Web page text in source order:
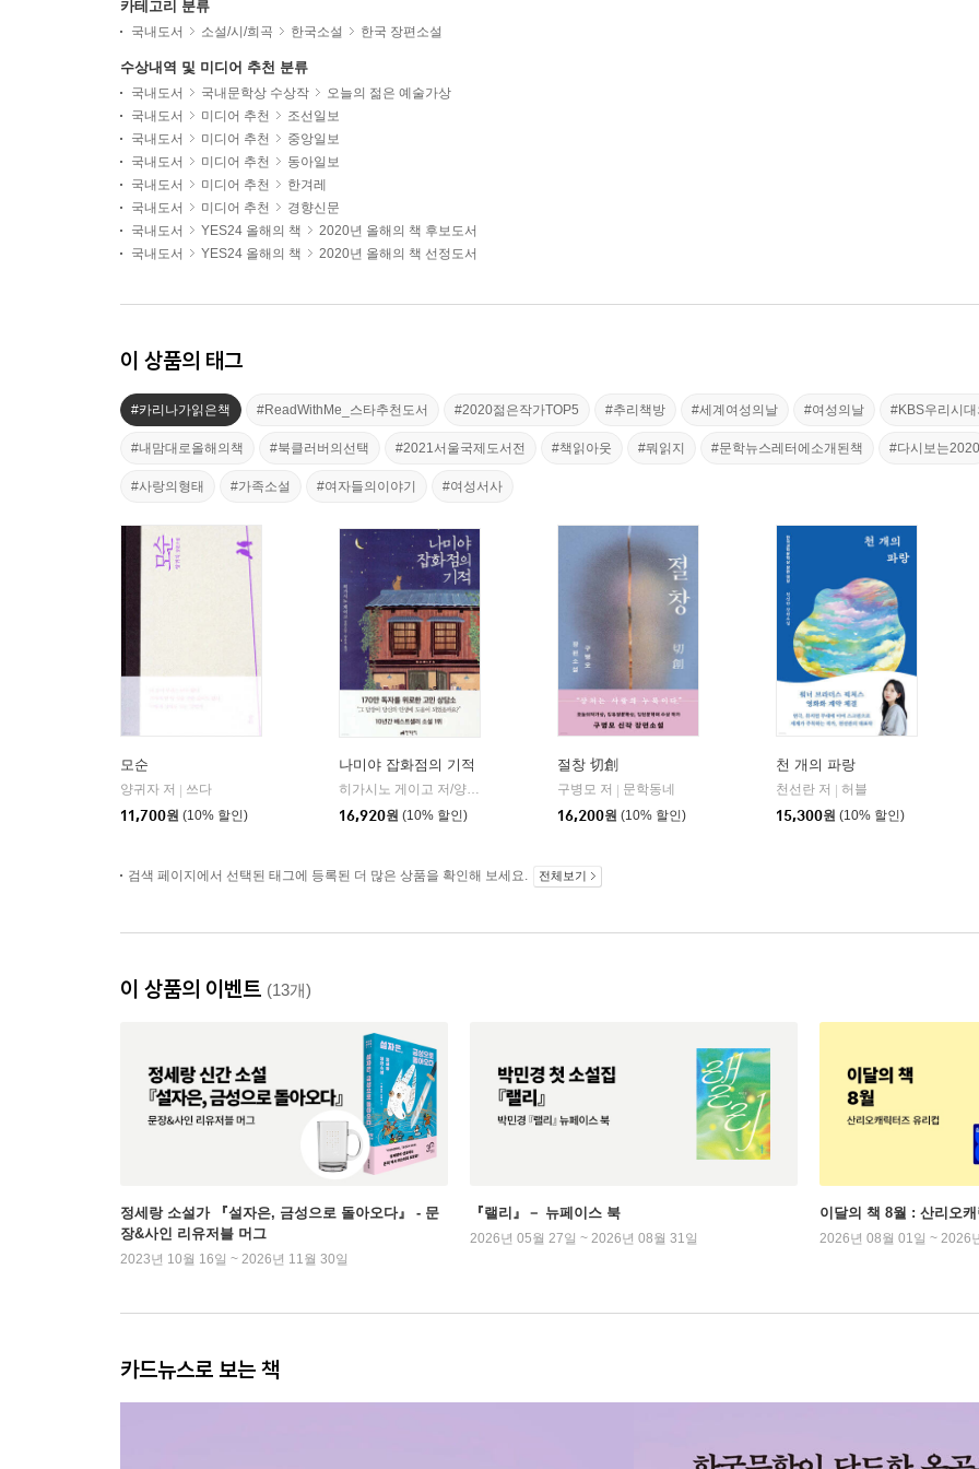
카테고리 분류
국내도서 소설/시/희곡 한국소설 한국 장편소설
수상내역 및 미디어 추천 분류
국내도서 국내문학상 수상작
오늘의 젊은 예술가상
국내도서
미디어 추천
조선일보
국내도서
미디어 추천
중앙일보
국내도서
미디어 추천
동아일보
국내도서
미디어 추천
한겨레
국내도서
미디어 추천
경향신문
국내도서
YES24 올해의 책
2020년 올해의 책 후보도서
국내도서
YES24 올해의 책 2020년 올해의 책 선정도서
이 상품의 태그
#카리나가읽은책 #ReadWithMe_스타추천도서 #2020젊은작가TOP5 #추리책방 #세계여성의날 #여성의날 #KBS우리시
#내맘대로올해의책 #북클러버의선택 #2021서울국제도서전 #책읽아웃 #뭐읽지 #문학뉴스레터에소개된책 #다시보는2020
#사랑의형태 #가족소설 #여자들의이야기 #여성서사
모순
양귀자 저
쓰다
11,700원 (10% 할인)
나미야 잡화점의 기적
히가시노 게이고 저/양윤옥 역
현대문학
16,920원 (10% 할인)
절창 切創
구병모 저
문학동네
16,200원 (10% 할인)
천 개의 파랑
천선란 저
허블
15,300원 (10% 할인)
검색 페이지에서 선택된 태그에 등록된 더 많은 상품을 확인해 보세요. 전체보기
이 상품의 이벤트 (13개)
정세랑 소설가 『설자은, 금성으로 돌아오다』 - 문
장&사인 리유저블 머그
2023년 10월 16일 ~ 2026년 11월 30일
『랠리』－ 뉴페이스 북
2026년 05월 27일 ~ 2026년 08월 31일
이달의 책 8월 : 산리오
2026년 08월 01일 ~ 2026
카드뉴스로 보는 책